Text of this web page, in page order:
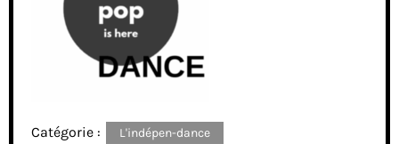
Catégorie : L'indépen-dance